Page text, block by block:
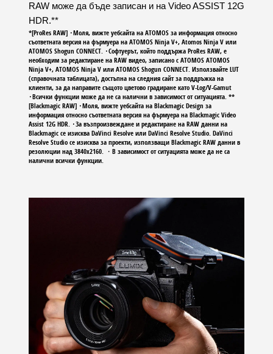
RAW може да бъде записан и на Video ASSIST 12G
HDR.**
*[ProRes RAW] ･Моля, вижте уебсайта на ATOMOS за информация относно
съответната версия на фърмуера на ATOMOS Ninja V+, Atomos Ninja V или
ATOMOS Shogun CONNECT. ･Софтуерът, който поддържа ProRes RAW, е
необходим за редактиране на RAW видео, записано с ATOMOS ATOMOS
Ninja V+, ATOMOS Ninja V или ATOMOS Shogun CONNECT. Използвайте LUT
(справочната таблицата), достъпна на следния сайт за поддръжка на
клиенти, за да направите същото цветово градиране като V-Log/V-Gamut
･Всички функции може да не са налични в зависимост от ситуацията. **
[Blackmagic RAW] ･Моля, вижте уебсайта на Blackmagic Design за
информация относно съответната версия на фърмуера на Blackmagic Video
Assist 12G HDR. ･За възпроизвеждане и редактиране на RAW данни на
Blackmagic се изисква DaVinci Resolve или DaVinci Resolve Studio. DaVinci
Resolve Studio се изисква за проекти, използващи Blackmagic RAW данни в
резолюции над 3840x2160. ・В зависимост от ситуацията може да не са
налични всички функции.